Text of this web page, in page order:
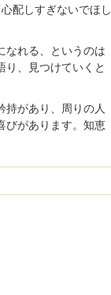
配しすぎないでほし
なれる、というのは
り、見つけていくと
持があり、周りの人
びがあります。知恵